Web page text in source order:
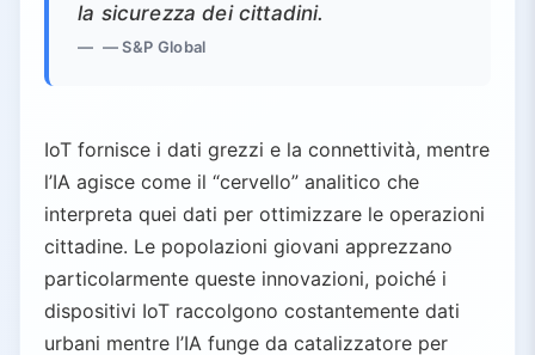
la sicurezza dei cittadini.
— S&P Global
IoT fornisce i dati grezzi e la connettività, mentre
l’IA agisce come il “cervello” analitico che
interpreta quei dati per ottimizzare le operazioni
cittadine. Le popolazioni giovani apprezzano
particolarmente queste innovazioni, poiché i
dispositivi IoT raccolgono costantemente dati
urbani mentre l’IA funge da catalizzatore per